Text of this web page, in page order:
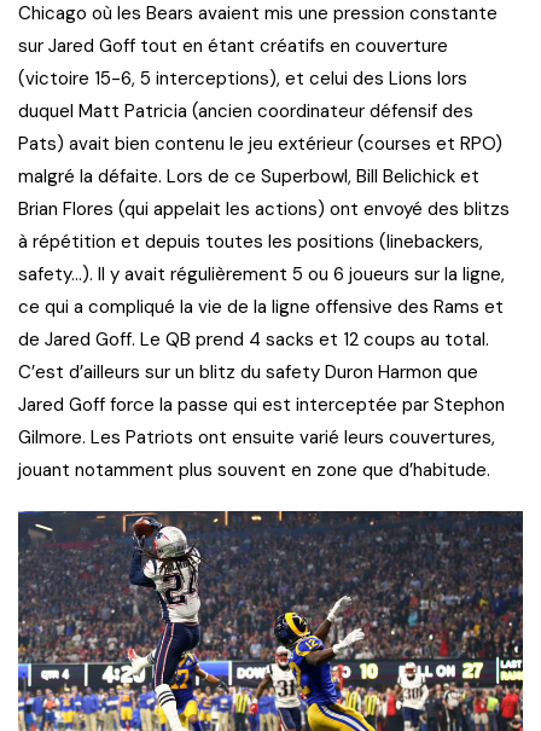
Chicago où les Bears avaient mis une pression constante
sur Jared Goff tout en étant créatifs en couverture
(victoire 15-6, 5 interceptions), et celui des Lions lors
duquel Matt Patricia (ancien coordinateur défensif des
Pats) avait bien contenu le jeu extérieur (courses et RPO)
malgré la défaite. Lors de ce Superbowl, Bill Belichick et
Brian Flores (qui appelait les actions) ont envoyé des blitzs
à répétition et depuis toutes les positions (linebackers,
safety…). Il y avait régulièrement 5 ou 6 joueurs sur la ligne,
ce qui a compliqué la vie de la ligne offensive des Rams et
de Jared Goff. Le QB prend 4 sacks et 12 coups au total.
C’est d’ailleurs sur un blitz du safety Duron Harmon que
Jared Goff force la passe qui est interceptée par Stephon
Gilmore. Les Patriots ont ensuite varié leurs couvertures,
jouant notamment plus souvent en zone que d’habitude.